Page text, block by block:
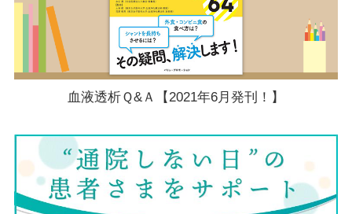
血液透析Ｑ&Ａ【2021年6月発刊！】